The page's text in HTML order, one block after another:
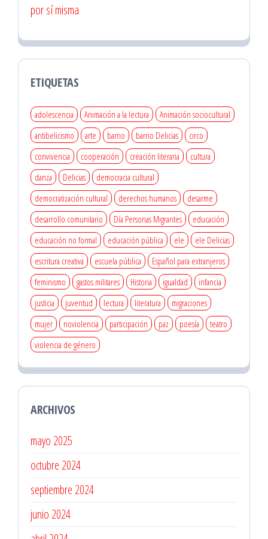
por sí misma
ETIQUETAS
adolescencia Animación a la lectura
Animación sociocultural
antibelicismo
arte barrio barrio Delicias
circo
convivencia
cooperación creación literaria
cultura
danza
Delicias
democracia cultural
democratización cultural
derechos humanos
desarme
desarrollo comunitario
Día Personas Migrantes
educación
educación no formal
educación pública ele
ele Delicias
escritura creativa
escuela pública
Español para extranjeros
feminismo
gastos militares Historia igualdad
infancia
justicia
juventud lectura literatura
migraciones
mujer
noviolencia participación paz poesía
teatro
violencia de género
ARCHIVOS
mayo 2025
octubre 2024
septiembre 2024
junio 2024